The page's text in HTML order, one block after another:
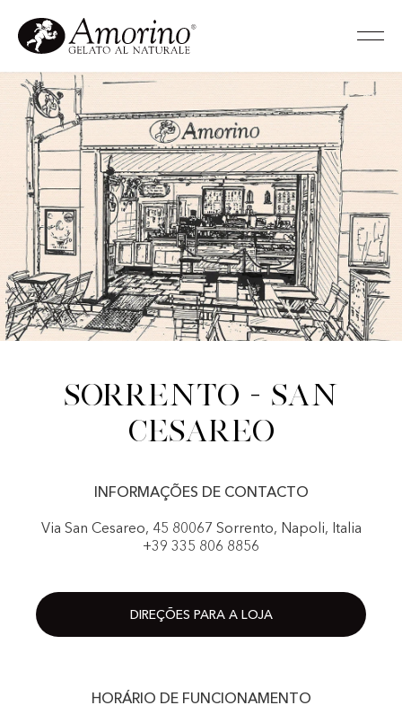
Sorrento - San
cesareo
INFORMAÇÕES DE CONTACTO
Via San Cesareo, 45 80067 Sorrento, Napoli, Italia
+39 335 806 8856
DIREÇÕES PARA A LOJA
HORÁRIO DE FUNCIONAMENTO